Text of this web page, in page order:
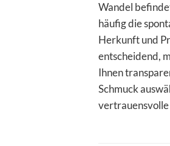
Wandel
häufig die
Herkunft und
entscheidend,
Ihnen
Schmuck
vertrauensvolle